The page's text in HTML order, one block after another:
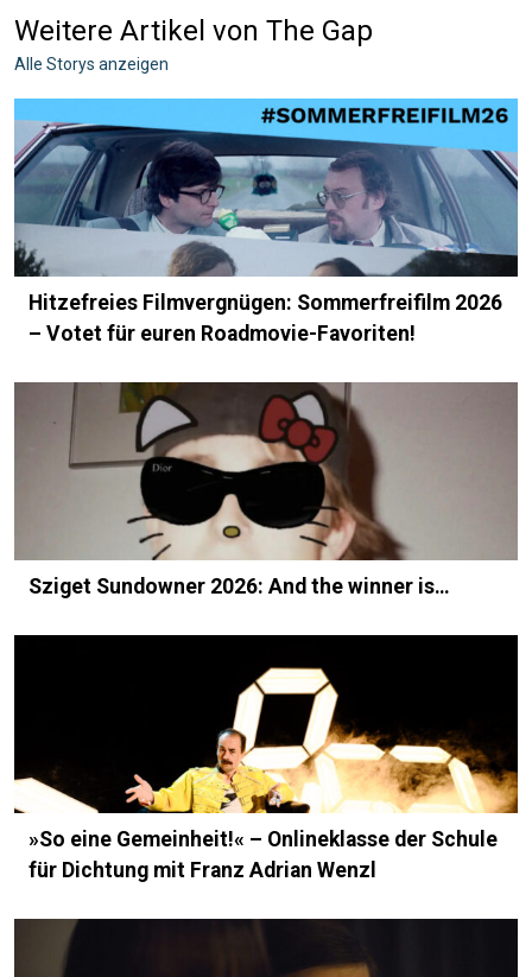
Weitere Artikel von The Gap
Alle Storys anzeigen
Hitzefreies Filmvergnügen: Sommerfreifilm 2026
– Votet für euren Roadmovie-Favoriten!
Sziget Sundowner 2026: And the winner is…
»So eine Gemeinheit!« – Onlineklasse der Schule
für Dichtung mit Franz Adrian Wenzl